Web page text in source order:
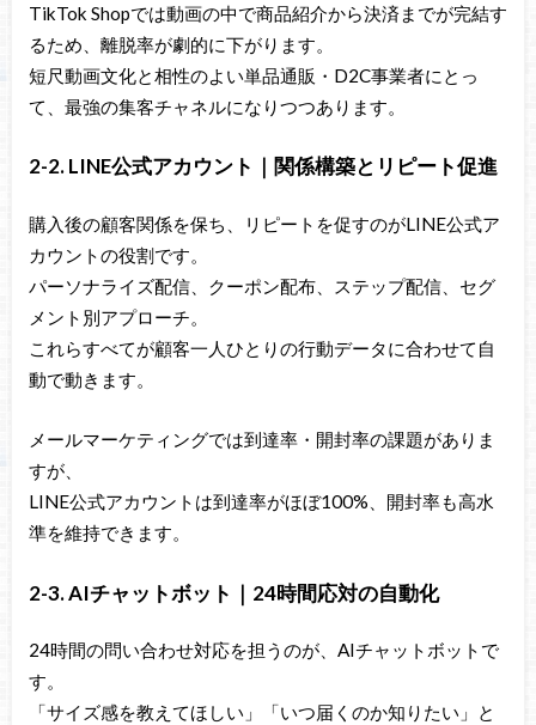
TikTok Shopでは動画の中で商品紹介から決済までが完結す
るため、離脱率が劇的に下がります。
短尺動画文化と相性のよい単品通販・D2C事業者にとっ
て、最強の集客チャネルになりつつあります。
2-2. LINE公式アカウント｜関係構築とリピート促進
購入後の顧客関係を保ち、リピートを促すのがLINE公式ア
カウントの役割です。
パーソナライズ配信、クーポン配布、ステップ配信、セグ
メント別アプローチ。
これらすべてが顧客一人ひとりの行動データに合わせて自
動で動きます。
メールマーケティングでは到達率・開封率の課題がありま
すが、
LINE公式アカウントは到達率がほぼ100%、開封率も高水
準を維持できます。
2-3. AIチャットボット｜24時間応対の自動化
24時間の問い合わせ対応を担うのが、AIチャットボットで
す。
「サイズ感を教えてほしい」「いつ届くのか知りたい」と